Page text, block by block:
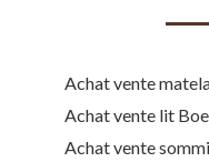
Achat vente
Achat vente lit
Achat vente